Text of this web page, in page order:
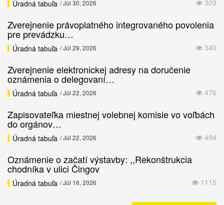
303
Úradná tabuľa / Júl 30, 2026
Zverejnenie právoplatného integrovaného povolenia
pre prevádzku…
340
Úradná tabuľa / Júl 29, 2026
Zverejnenie elektronickej adresy na doručenie
oznámenia o delegovaní…
476
Úradná tabuľa / Júl 22, 2026
Zapisovateľka miestnej volebnej komisie vo voľbách
do orgánov…
494
Úradná tabuľa / Júl 22, 2026
Oznámenie o začatí výstavby: ,,Rekonštrukcia
chodníka v ulici Čingov
1115
Úradná tabuľa / Júl 16, 2026